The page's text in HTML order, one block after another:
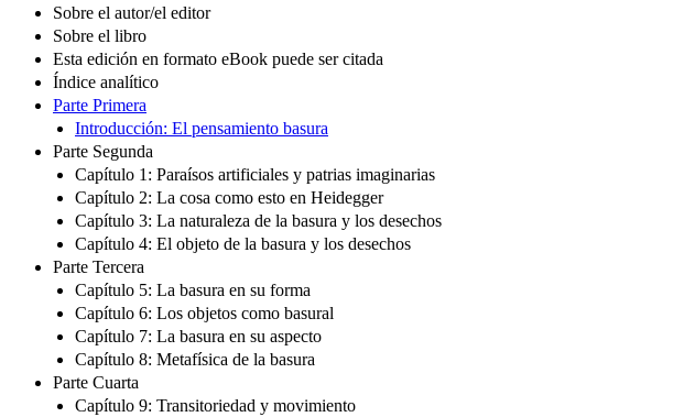
Sobre el autor/el editor
Sobre el libro
Esta edición en formato eBook puede ser citada
Índice analítico
Parte Primera
Introducción: El pensamiento basura
Parte Segunda
Capítulo 1: Paraísos artificiales y patrias imaginarias
Capítulo 2: La cosa como esto en Heidegger
Capítulo 3: La naturaleza de la basura y los desechos
Capítulo 4: El objeto de la basura y los desechos
Parte Tercera
Capítulo 5: La basura en su forma
Capítulo 6: Los objetos como basural
Capítulo 7: La basura en su aspecto
Capítulo 8: Metafísica de la basura
Parte Cuarta
Capítulo 9: Transitoriedad y movimiento